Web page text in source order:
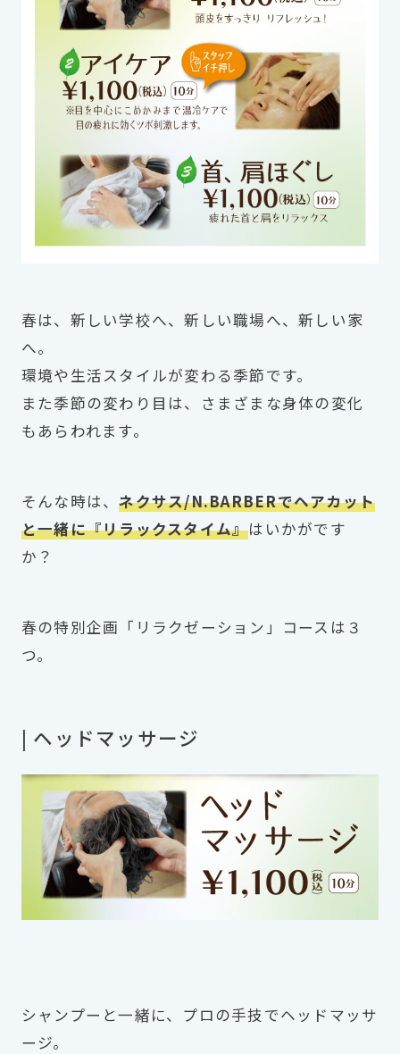
春は、新しい学校へ、新しい職場へ、新しい家
へ。
環境や生活スタイルが変わる季節です。
また季節の変わり目は、さまざまな身体の変化
もあらわれます。
そんな時は、ネクサス/N.BARBERでヘアカット
と一緒に『リラックスタイム』はいかがです
か？
春の特別企画「リラクゼーション」コースは３
つ。
| ヘッドマッサージ
シャンプーと一緒に、プロの手技でヘッドマッサ
ージ。